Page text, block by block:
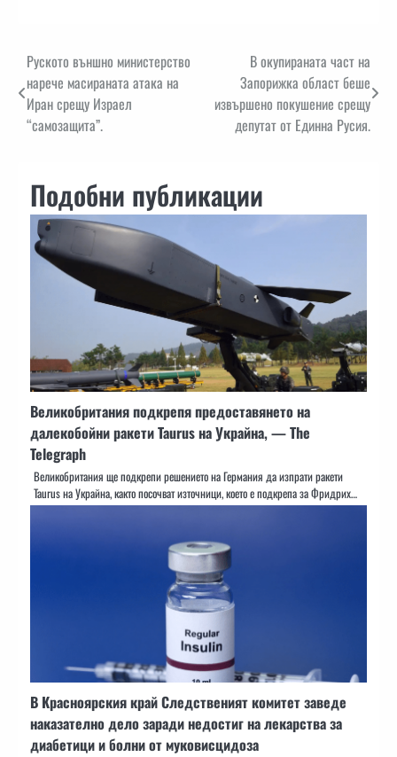
Навигация
Руското външно министерство
нарече масираната атака на
Иран срещу Израел
“самозащита”.
В окупираната част на
Запорижка област беше
извършено покушение срещу
депутат от Единна Русия.
Подобни публикации
Великобритания подкрепя предоставянето на
далекобойни ракети Taurus на Украйна, — The
Telegraph
Великобритания ще подкрепи решението на Германия да изпрати ракети
Taurus на Украйна, както посочват източници, което е подкрепа за Фридрих…
В Красноярския край Следственият комитет заведе
наказателно дело заради недостиг на лекарства за
диабетици и болни от муковисцидоза